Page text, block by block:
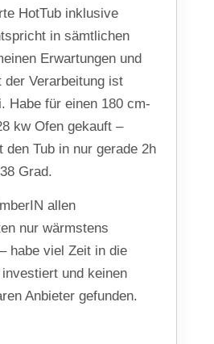
HotTub inklusive
in sämtlichen
Erwartungen und
der Verarbeitung ist
Habe für einen 180 cm-
kw Ofen gekauft –
den Tub in nur gerade 2h
Grad.
allen
nur wärmstens
habe viel Zeit in die
investiert und keinen
Anbieter gefunden.